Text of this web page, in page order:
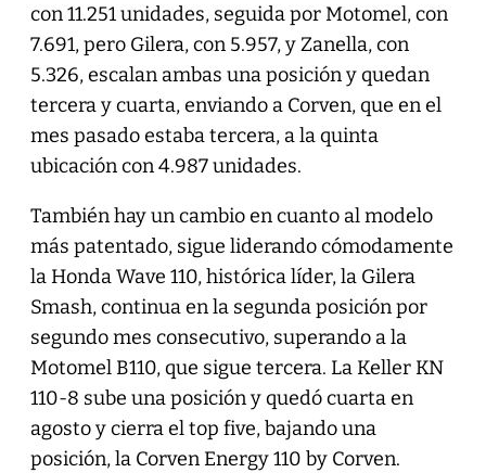
con 11.251 unidades, seguida por Motomel, con
7.691, pero Gilera, con 5.957, y Zanella, con
5.326, escalan ambas una posición y quedan
tercera y cuarta, enviando a Corven, que en el
mes pasado estaba tercera, a la quinta
ubicación con 4.987 unidades.
También hay un cambio en cuanto al modelo
más patentado, sigue liderando cómodamente
la Honda Wave 110, histórica líder, la Gilera
Smash, continua en la segunda posición por
segundo mes consecutivo, superando a la
Motomel B110, que sigue tercera. La Keller KN
110-8 sube una posición y quedó cuarta en
agosto y cierra el top five, bajando una
posición, la Corven Energy 110 by Corven.